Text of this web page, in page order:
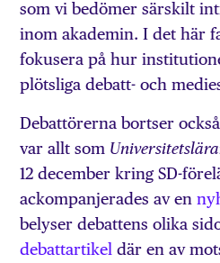
som vi bedömer särskilt
inom akademin. I det här
fokusera på hur
plötsliga debatt- och
Debattörerna bortser
var allt som
12 december kring SD-
ackompanjerades av en
belyser debattens olika
debattartikel där en av